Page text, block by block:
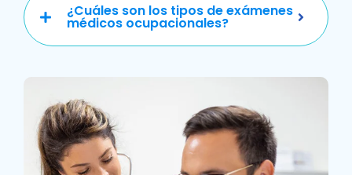
¿Cuáles son los tipos de exámenes
médicos ocupacionales?